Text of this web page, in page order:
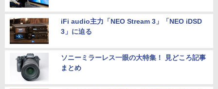
iFi audio主力「NEO Stream 3」「NEO iDSD
3」に迫る
ソニーミラーレス一眼の大特集！ 見どころ記事
まとめ